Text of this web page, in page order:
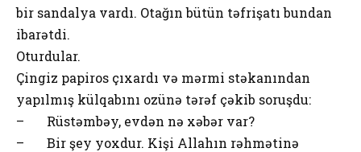
bir sandalya vardı. Otağın bütün təfrişatı bundan
ibarətdi.
Oturdular.
Çingiz papiros çıxardı və mərmi stəkanından
yapılmış külqabını ozünə tərəf çəkib soruşdu:
– Rüstəmbəy, evdən nə xəbər var?
– Bir şey yoxdur. Kişi Allahın rəhmətinə